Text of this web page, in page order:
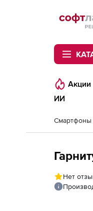
Softline
Акции
ИИ
Смартфоны
Нет